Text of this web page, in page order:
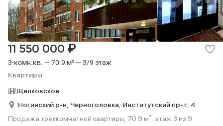
3-комн.кв. — 70.9 м² — 3/9 этаж
Квартиры
11 550 000 ₽
Щёлковское
Ногинский р-н, Черноголовка, Институтский пр-т, 4
Продажа трехкомнатной квартиры, 70.9 м², этаж 3 из 9.